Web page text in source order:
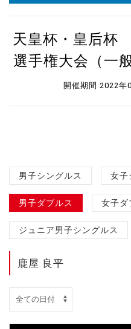
天皇杯・皇后杯
選手権大会（一
開催期間 2022年
男子シングルス 女子
男子ダブルス 女子ダ
ジュニア男子シングルス
鹿屋 良平